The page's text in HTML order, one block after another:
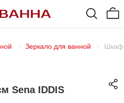
Зеркало для ванной
Sena IDDIS